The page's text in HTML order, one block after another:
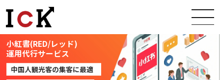
小紅書(RED/レッド)
運用代行サービス
中国人観光客の集客に最適